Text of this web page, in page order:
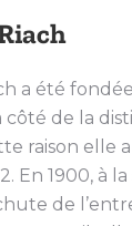
a été
de la
raison elle
En 1900, à
de